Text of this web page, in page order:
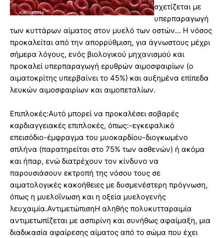
σχετίζεται με
υπερπαραγωγή
των κυττάρων αίματος στον μυελό των οστών... Η νόσος
προκαλείται από την απορρύθμιση, για άγνωστους μέχρι
σήμερα λόγους, ενός βιολογικού μηχανισμού και
προκαλεί υπερπαραγωγή ερυθρών αιμοσφαιρίων (ο
αιματοκρίτης υπερβαίνει το 45%) και αυξημένα επίπεδα
λευκών αιμοσφαιρίων και αιμοπεταλίων.
Επιπλοκές:Αυτό μπορεί να προκαλέσει σοβαρές
καρδιαγγειακές επιπλοκές, όπως:-εγκεφαλικό
επεισόδιο-έμφραγμα του μυοκαρδίου-διογκωμένο
σπλήνα (παρατηρείται στο 75% των ασθενών) ή ακόμα
και ήπαρ, ενώ διατρέχουν τον κίνδυνο να
παρουσιάσουν εκτροπή της νόσου τους σε
αιματολογικές κακοήθειες με δυσμενέστερη πρόγνωση,
όπως η μυελοΐνωση και η οξεία μυελογενής
λευχαιμία.ΑντιμετώπισηΗ αληθής πολυκυτταραιμία
αντιμετωπίζεται με ασπιρίνη και συνήθως αφαίμαξη, μια
διαδικασία αφαίρεσης αίματος από το σώμα που έχει